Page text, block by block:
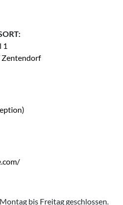
1
Zentendorf
bis Freitag geschlossen.